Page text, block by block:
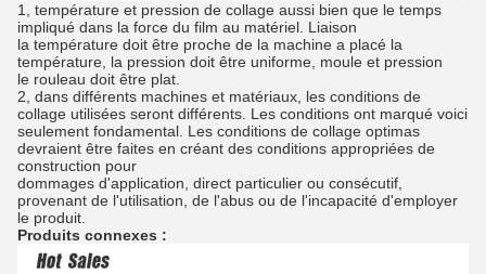
1, température et pression de collage aussi bien que le temps
impliqué dans la force du film au matériel. Liaison
la température doit être proche de la machine a placé la
température, la pression doit être uniforme, moule et pression
le rouleau doit être plat.
2, dans différents machines et matériaux, les conditions de
collage utilisées seront différents. Les conditions ont marqué voici
seulement fondamental. Les conditions de collage optimas
devraient être faites en créant des conditions appropriées de
construction pour
dommages d'application, direct particulier ou consécutif,
provenant de l'utilisation, de l'abus ou de l'incapacité d'employer
le produit.
Produits connexes :